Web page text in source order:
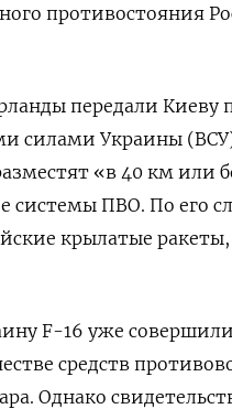
противостояния
передали Киеву
силами Украины
«в 40 км или
системы ПВО. По его
крылатые
F-16 уже
средств
Однако